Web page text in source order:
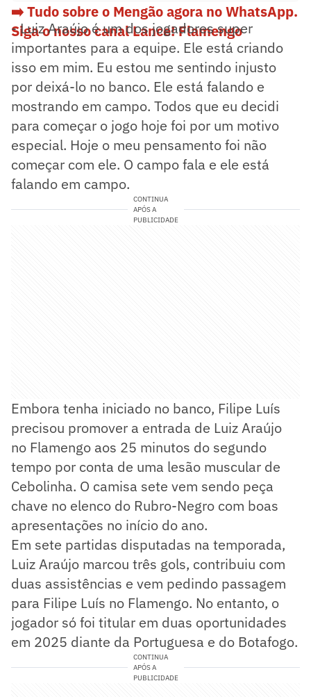
➡️ Tudo sobre o Mengão agora no WhatsApp.
Siga o nosso canal Lance! Flamengo
- Luiz Araújo é um dos jogadores super
importantes para a equipe. Ele está criando
isso em mim. Eu estou me sentindo injusto
por deixá-lo no banco. Ele está falando e
mostrando em campo. Todos que eu decidi
para começar o jogo hoje foi por um motivo
especial. Hoje o meu pensamento foi não
começar com ele. O campo fala e ele está
falando em campo.
CONTINUA
APÓS A
PUBLICIDADE
Embora tenha iniciado no banco, Filipe Luís
precisou promover a entrada de Luiz Araújo
no Flamengo aos 25 minutos do segundo
tempo por conta de uma lesão muscular de
Cebolinha. O camisa sete vem sendo peça
chave no elenco do Rubro-Negro com boas
apresentações no início do ano.
Em sete partidas disputadas na temporada,
Luiz Araújo marcou três gols, contribuiu com
duas assistências e vem pedindo passagem
para Filipe Luís no Flamengo. No entanto, o
jogador só foi titular em duas oportunidades
em 2025 diante da Portuguesa e do Botafogo.
CONTINUA
APÓS A
PUBLICIDADE